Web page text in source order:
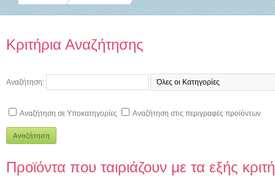
Κριτήρια Αναζήτησης
Αναζήτηση:
Αναζήτηση σε Υποκατηγορίες Αναζήτηση στις περιγραφές προϊόντων
Αναζήτηση
Προϊόντα που ταιριάζουν με τα εξής